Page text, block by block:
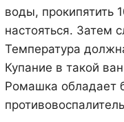
воды, прокипятить
настояться. Затем
Температура
Купание в такой
Ромашка обладает